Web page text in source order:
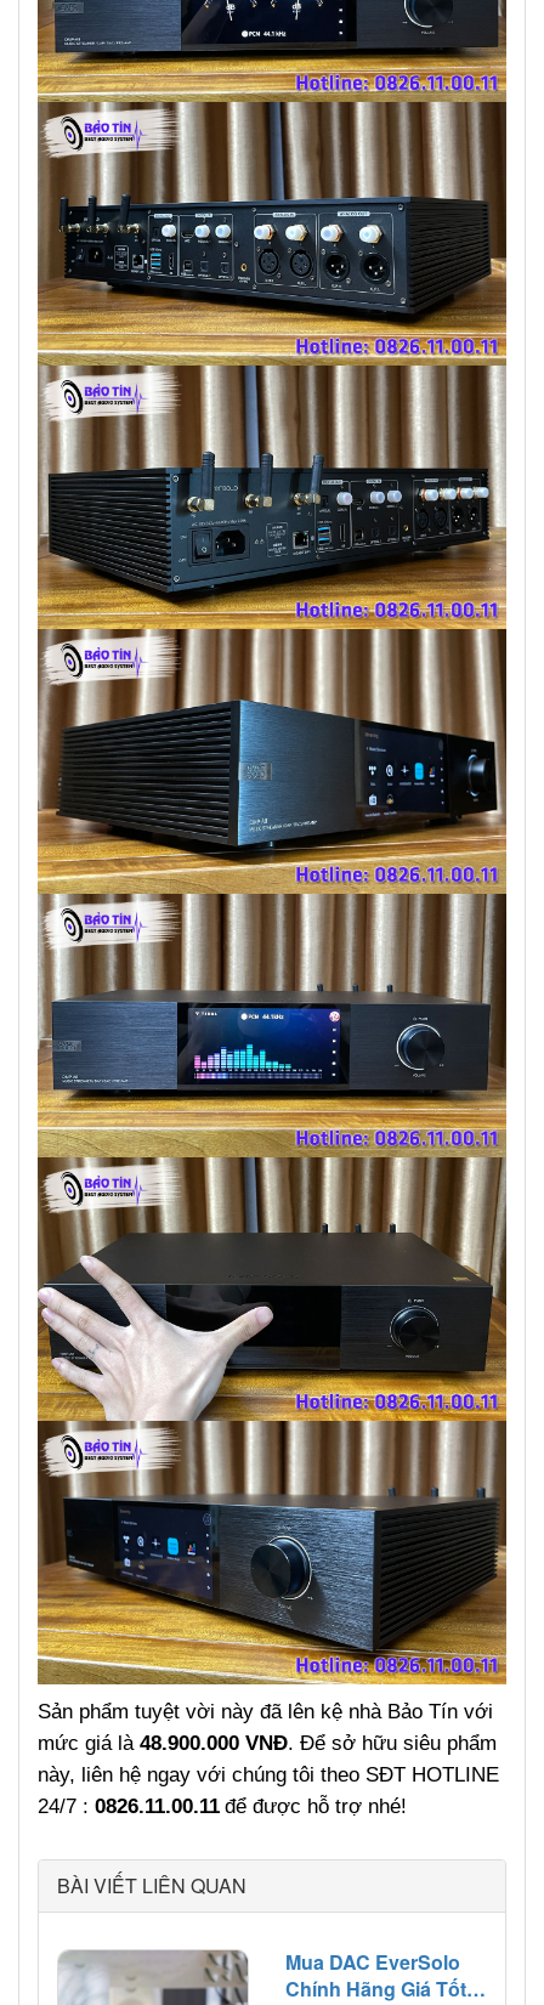
Sản phẩm tuyệt vời này đã lên kệ nhà Bảo Tín với
mức giá là 48.900.000 VNĐ. Để sở hữu siêu phẩm
này, liên hệ ngay với chúng tôi theo SĐT HOTLINE
24/7 : 0826.11.00.11 để được hỗ trợ nhé!
BÀI VIẾT LIÊN QUAN
Mua DAC EverSolo
Chính Hãng Giá Tốt Ở